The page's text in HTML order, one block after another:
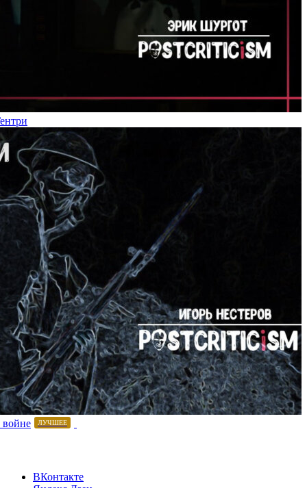
ЛУЧШЕЕ
ВКонтакте